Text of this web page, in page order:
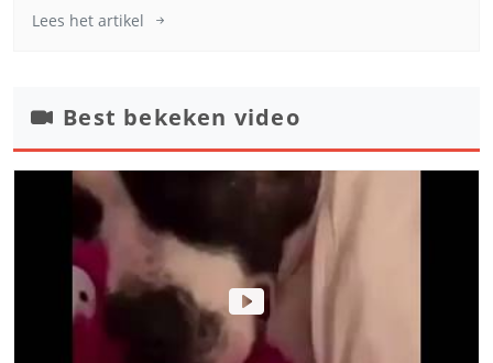
Lees het artikel
Best bekeken video